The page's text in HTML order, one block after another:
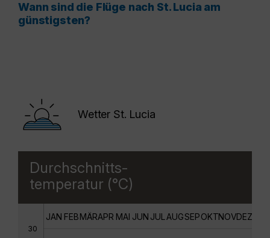
Wann sind die Flüge nach St. Lucia am
günstigsten?
Wetter St. Lucia
Durchschnitts-
temperatur (°C)
30
JAN FEBMÄRAPR MAI JUN JUL AUGSEPOKTNOVDEZ